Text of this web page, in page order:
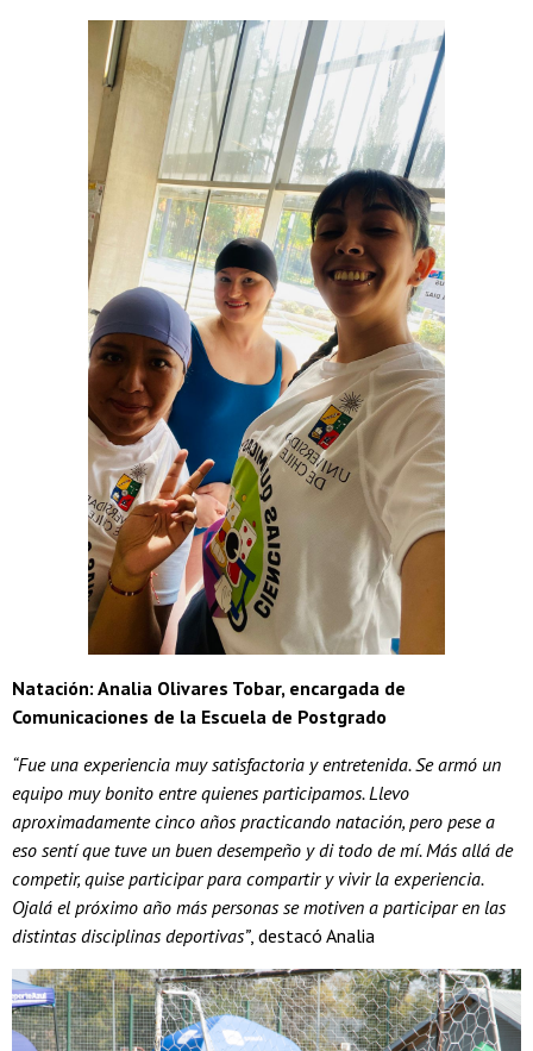
Natación: Analia Olivares Tobar, encargada de
Comunicaciones de la Escuela de Postgrado
“Fue una experiencia muy satisfactoria y entretenida. Se armó un
equipo muy bonito entre quienes participamos. Llevo
aproximadamente cinco años practicando natación, pero pese a
eso sentí que tuve un buen desempeño y di todo de mí. Más allá de
competir, quise participar para compartir y vivir la experiencia.
Ojalá el próximo año más personas se motiven a participar en las
distintas disciplinas deportivas”, destacó Analia